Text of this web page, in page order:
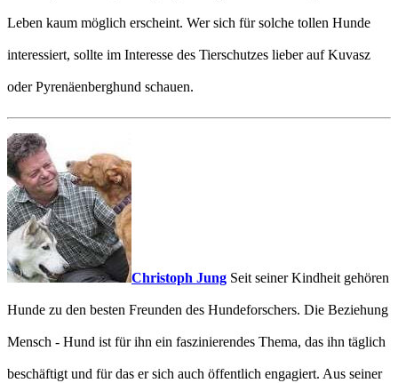
Leben kaum möglich erscheint. Wer sich für solche tollen Hunde
interessiert, sollte im Interesse des Tierschutzes lieber auf Kuvasz
oder Pyrenäenberghund schauen.
Christoph Jung Seit seiner Kindheit gehören
Hunde zu den besten Freunden des Hundeforschers. Die Beziehung
Mensch - Hund ist für ihn ein faszinierendes Thema, das ihn täglich
beschäftigt und für das er sich auch öffentlich engagiert. Aus seiner